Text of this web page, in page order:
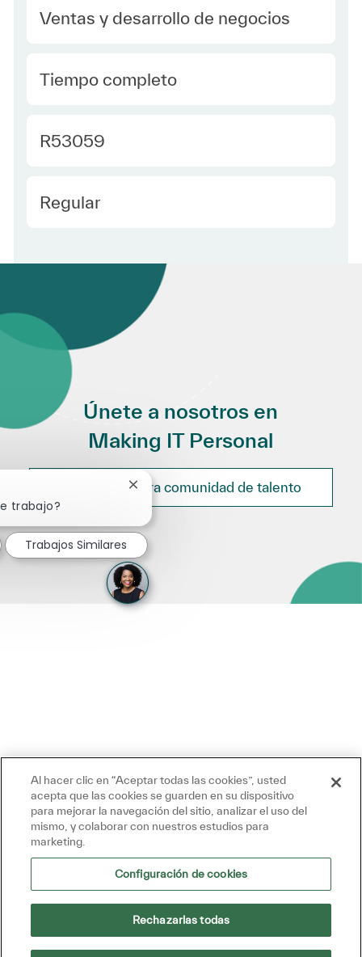
Category
Ventas y desarrollo de negocios
type Spanish
Tiempo completo
Required Id
R53059
Employee Type Spanish
Regular
Únete a nosotros en
Making IT Personal
Únete a nuestra comunidad de talento
trabajo?
Cerrar notificación de chatbot
Trabajos Similares
Al hacer clic en “Aceptar todas las cookies”, usted
acepta que las cookies se guarden en su dispositivo
para mejorar la navegación del sitio, analizar el uso del
mismo, y colaborar con nuestros estudios para
marketing.
Configuración de cookies
Rechazarlas todas